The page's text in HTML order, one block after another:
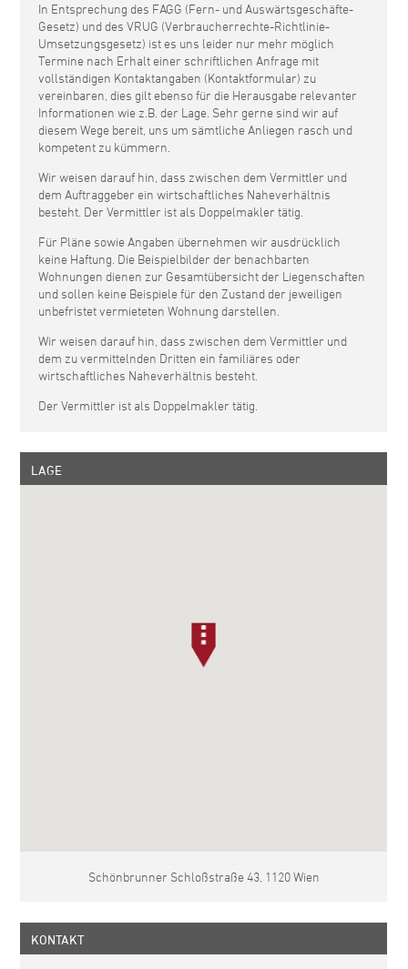
In Entsprechung des FAGG (Fern- und Auswärtsgeschäfte-
Gesetz) und des VRUG (Verbraucherrechte-Richtlinie-
Umsetzungsgesetz) ist es uns leider nur mehr möglich
Termine nach Erhalt einer schriftlichen Anfrage mit
vollständigen Kontaktangaben (Kontaktformular) zu
vereinbaren, dies gilt ebenso für die Herausgabe relevanter
Informationen wie z.B. der Lage. Sehr gerne sind wir auf
diesem Wege bereit, uns um sämtliche Anliegen rasch und
kompetent zu kümmern.
Wir weisen darauf hin, dass zwischen dem Vermittler und
dem Auftraggeber ein wirtschaftliches Naheverhältnis
besteht. Der Vermittler ist als Doppelmakler tätig.
Für Pläne sowie Angaben übernehmen wir ausdrücklich
keine Haftung. Die Beispielbilder der benachbarten
Wohnungen dienen zur Gesamtübersicht der Liegenschaften
und sollen keine Beispiele für den Zustand der jeweiligen
unbefristet vermieteten Wohnung darstellen.
Wir weisen darauf hin, dass zwischen dem Vermittler und
dem zu vermittelnden Dritten ein familiäres oder
wirtschaftliches Naheverhältnis besteht.
Der Vermittler ist als Doppelmakler tätig.
LAGE
Schönbrunner Schloßstraße 43, 1120 Wien
KONTAKT